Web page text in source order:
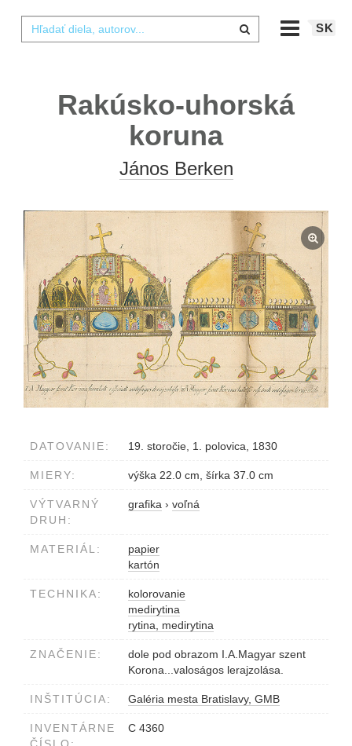
SK
Rakúsko-uhorská
koruna
János Berken
DATOVANIE: 19. storočie, 1. polovica, 1830
MIERY: výška 22.0 cm, šírka 37.0 cm
VÝTVARNÝ
DRUH:
grafika › voľná
MATERIÁL:
papier
kartón
TECHNIKA:
kolorovanie
medirytina
rytina, medirytina
ZNAČENIE:
dole pod obrazom I.A.Magyar szent
Korona...valoságos lerajzolása.
INŠTITÚCIA: Galéria mesta Bratislavy, GMB
INVENTÁRNE
C 4360